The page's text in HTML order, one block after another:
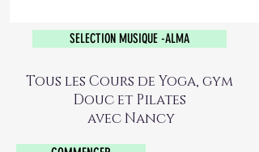
SELECTION MUSIQUE -ALMA
Tous les Cours de Yoga, gym
Douc et Pilates
avec Nancy